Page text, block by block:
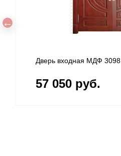
Дверь входная МДФ 3098
57 050 руб.